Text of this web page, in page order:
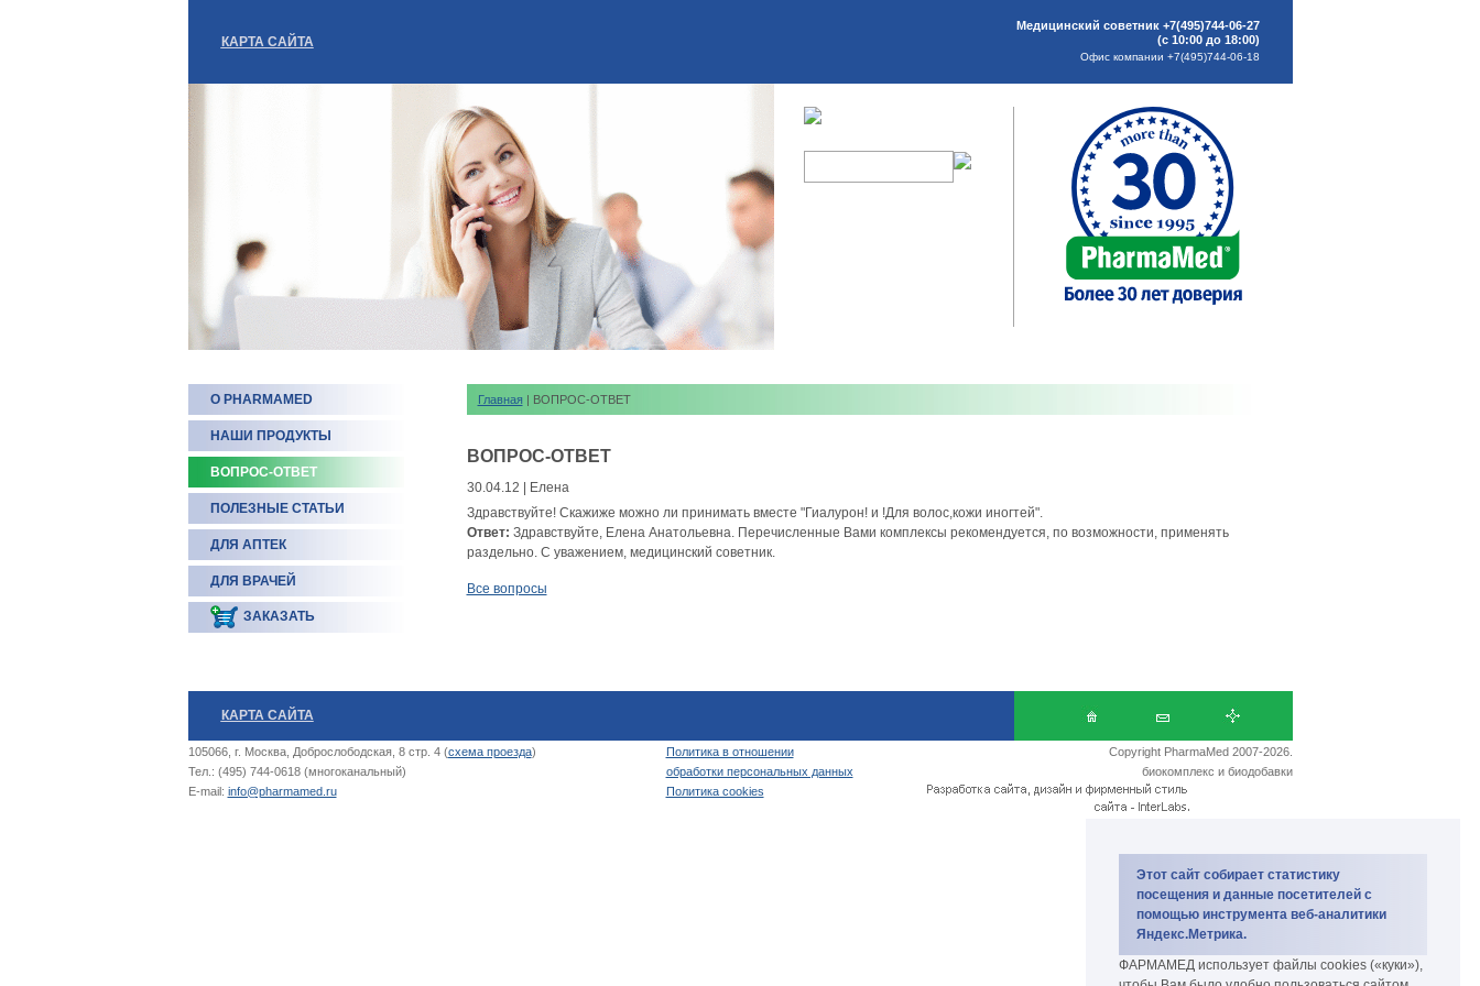
Этот сайт собирает статистику
посещения и данные посетителей с
помощью инструмента веб-аналитики
Яндекс.Метрика.
ФАРМАМЕД использует файлы cookies («куки»),
КАРТА САЙТА
Медицинский советник +7(495)744-06-27
(с 10:00 до 18:00)
Офис компании +7(495)744-06-18
О PHARMAMED
НАШИ ПРОДУКТЫ
ВОПРОС-ОТВЕТ
ПОЛЕЗНЫЕ СТАТЬИ
ДЛЯ АПТЕК
ДЛЯ ВРАЧЕЙ
ЗАКАЗАТЬ
Главная | ВОПРОС-ОТВЕТ
ВОПРОС-ОТВЕТ
30.04.12 | Елена
Здравствуйте! Скажиже можно ли принимать вместе "Гиалурон! и !Для волос,кожи иногтей".
Ответ: Здравствуйте, Елена Анатольевна. Перечисленные Вами комплексы рекомендуется, по возможности, применять
раздельно. С уважением, медицинский советник.
Все вопросы
КАРТА САЙТА
105066, г. Москва, Доброслободская, 8 стр. 4 (схема проезда)
Тел.: (495) 744-0618 (многоканальный)
E-mail: info@pharmamed.ru
Политика в отношении
обработки персональных данных
Политика cookies
Copyright PharmaMed 2007-2026.
биокомплекс и биодобавки